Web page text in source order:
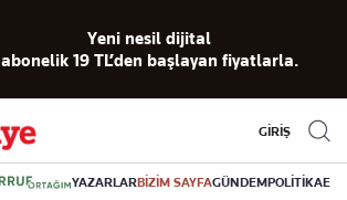
Yeni nesil dijital
abonelik 19 TL’den başlayan fiyatlarla.
GİRİŞ
YAZARLARBİZİM SAYFAGÜNDEMPOLİTİKA